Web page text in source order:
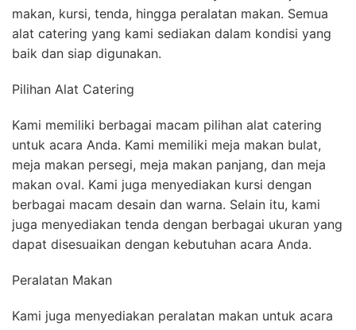
makan, kursi, tenda, hingga peralatan makan. Semua
alat catering yang kami sediakan dalam kondisi yang
baik dan siap digunakan.
Pilihan Alat Catering
Kami memiliki berbagai macam pilihan alat catering
untuk acara Anda. Kami memiliki meja makan bulat,
meja makan persegi, meja makan panjang, dan meja
makan oval. Kami juga menyediakan kursi dengan
berbagai macam desain dan warna. Selain itu, kami
juga menyediakan tenda dengan berbagai ukuran yang
dapat disesuaikan dengan kebutuhan acara Anda.
Peralatan Makan
Kami juga menyediakan peralatan makan untuk acara